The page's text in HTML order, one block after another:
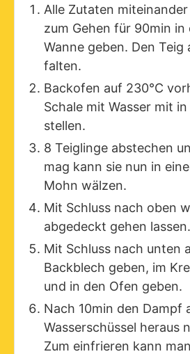
Alle Zutaten
zum Gehen für 90min in
Wanne geben. Den Teig
falten.
Backofen auf 230°C
Schale mit Wasser mit
stellen.
8 Teiglinge abstechen
mag kann sie nun in
Mohn wälzen.
Mit Schluss nach oben
abgedeckt gehen lassen.
Mit Schluss nach unten
Backblech geben, im
und in den Ofen geben.
Nach 10min den Dampf
Wasserschüssel heraus
Zum einfrieren kann